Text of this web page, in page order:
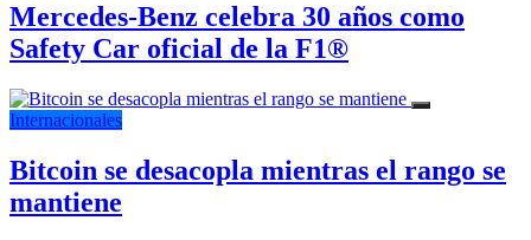
Mercedes-Benz celebra 30 años como
Safety Car oficial de la F1®
Internacionales
Bitcoin se desacopla mientras el rango se
mantiene